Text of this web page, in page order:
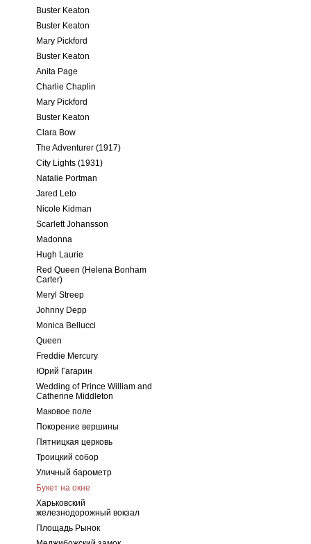
Buster Keaton
Buster Keaton
Mary Pickford
Buster Keaton
Anita Page
Charlie Chaplin
Mary Pickford
Buster Keaton
Clara Bow
The Adventurer (1917)
City Lights (1931)
Natalie Portman
Jared Leto
Nicole Kidman
Scarlett Johansson
Madonna
Hugh Laurie
Red Queen (Helena Bonham
Carter)
Meryl Streep
Johnny Depp
Monica Bellucci
Queen
Freddie Mercury
Юрий Гагарин
Wedding of Prince William and
Catherine Middleton
Маковое поле
Покорение вершины
Пятницкая церковь
Троицкий собор
Уличный барометр
Букет на окне
Харьковский
железнодорожный вокзал
Площадь Рынок